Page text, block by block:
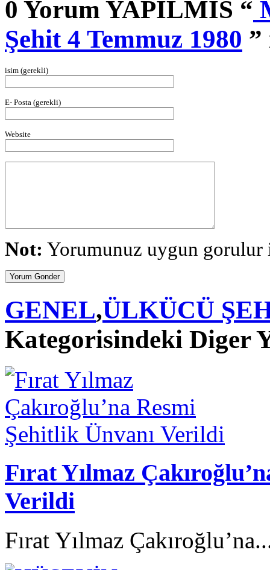
0 Yorum YAPILMIS “
Şehit 4 Temmuz 1980 ”
isim (gerekli)
E- Posta (gerekli)
Website
Not: Yorumunuz uygun
GENEL,ÜLKÜCÜ
Kategorisindeki Diger
Fırat Yılmaz
Verildi
Fırat Yılmaz